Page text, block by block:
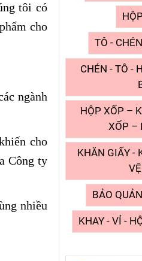
tôi có
cho
ngành
cho
Công ty
nhiều
TÔ -
CHÉN - TÔ -
HỘP XỐP –
XỐP –
KHĂN GIẤY -
BẢO
KHAY - VỈ -